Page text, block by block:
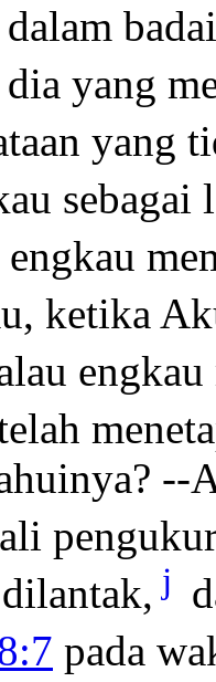
badai
yang
yang
engkau
ketika
--
j
pada